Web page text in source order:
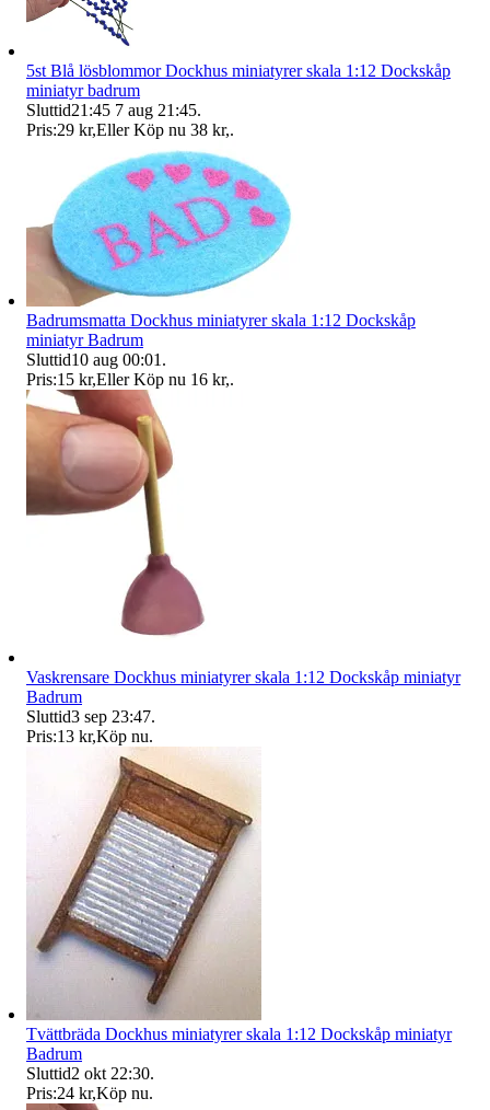
5st Blå lösblommor Dockhus miniatyrer skala 1:12 Dockskåp
miniatyr badrum
Sluttid21:45 7 aug 21:45.
Pris:29 kr,Eller Köp nu 38 kr,.
Badrumsmatta Dockhus miniatyrer skala 1:12 Dockskåp
miniatyr Badrum
Sluttid10 aug 00:01 .
Pris:15 kr,Eller Köp nu 16 kr,.
Vaskrensare Dockhus miniatyrer skala 1:12 Dockskåp miniatyr
Badrum
Sluttid3 sep 23:47.
Pris:13 kr,Köp nu.
Tvättbräda Dockhus miniatyrer skala 1:12 Dockskåp miniatyr
Badrum
Sluttid2 okt 22:30.
Pris:24 kr,Köp nu.